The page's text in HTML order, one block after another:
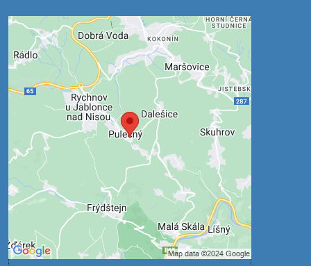
Externí obsah je blokován
Volbami soukromí
Přejete si načíst externí obsah?
Povolit jednou
Povolit a zapamatovat - souhlas s druhem
cookie: Funkční
Otevřít obsah v novém okně